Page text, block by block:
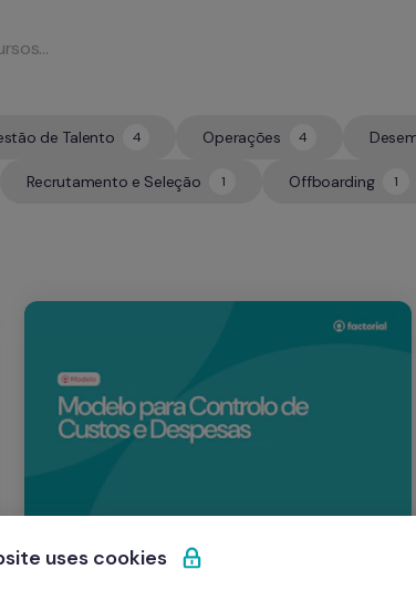
de Talento 4
4 Operações 4
4
Recrutamento e Seleção 1
1 Offboarding 1
1
Modelo
uses cookies